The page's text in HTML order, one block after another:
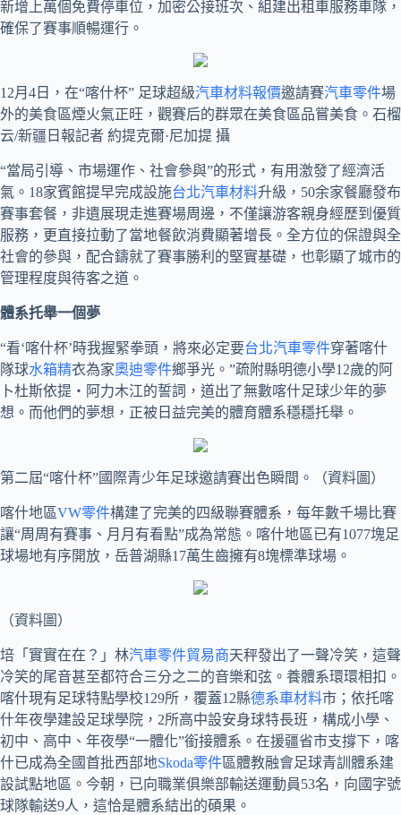
新增上萬個免費停車位，加密公接班次、組建出租車服務車隊，
確保了賽事順暢運行。
12月4日，在“喀什杯” 足球超級汽車材料報價邀請賽汽車零件場
外的美食區煙火氣正旺，觀賽后的群眾在美食區品嘗美食。石榴
云/新疆日報記者 約提克爾·尼加提 攝
“當局引導、市場運作、社會參與”的形式，有用激發了經濟活
氣。18家賓館提早完成設施台北汽車材料升級，50余家餐廳發布
賽事套餐，非遺展現走進賽場周邊，不僅讓游客親身經歷到優質
服務，更直接拉動了當地餐飲消費顯著增長。全方位的保證與全
社會的參與，配合鑄就了賽事勝利的堅實基礎，也彰顯了城市的
管理程度與待客之道。
體系托舉一個夢
“看‘喀什杯’時我握緊拳頭，將來必定要台北汽車零件穿著喀什
隊球水箱精衣為家奧迪零件鄉爭光。”疏附縣明德小學12歲的阿
卜杜斯依提・阿力木江的誓詞，道出了無數喀什足球少年的夢
想。而他們的夢想，正被日益完美的體育體系穩穩托舉。
第二屆“喀什杯”國際青少年足球邀請賽出色瞬間。（資料圖）
喀什地區VW零件構建了完美的四級聯賽體系，每年數千場比賽
讓“周周有賽事、月月有看點”成為常態。喀什地區已有1077塊足
球場地有序開放，岳普湖縣17萬生齒擁有8塊標準球場。
（資料圖）
培「實實在在？」林汽車零件貿易商天秤發出了一聲冷笑，這聲
冷笑的尾音甚至都符合三分之二的音樂和弦。養體系環環相扣。
喀什現有足球特點學校129所，覆蓋12縣德系車材料市；依托喀
什年夜學建設足球學院，2所高中設安身球特長班，構成小學、
初中、高中、年夜學“一體化”銜接體系。在援疆省市支撐下，喀
什已成為全國首批西部地Skoda零件區體教融會足球青訓體系建
設試點地區。今朝，已向職業俱樂部輸送運動員53名，向國字號
球隊輸送9人，這恰是體系結出的碩果。